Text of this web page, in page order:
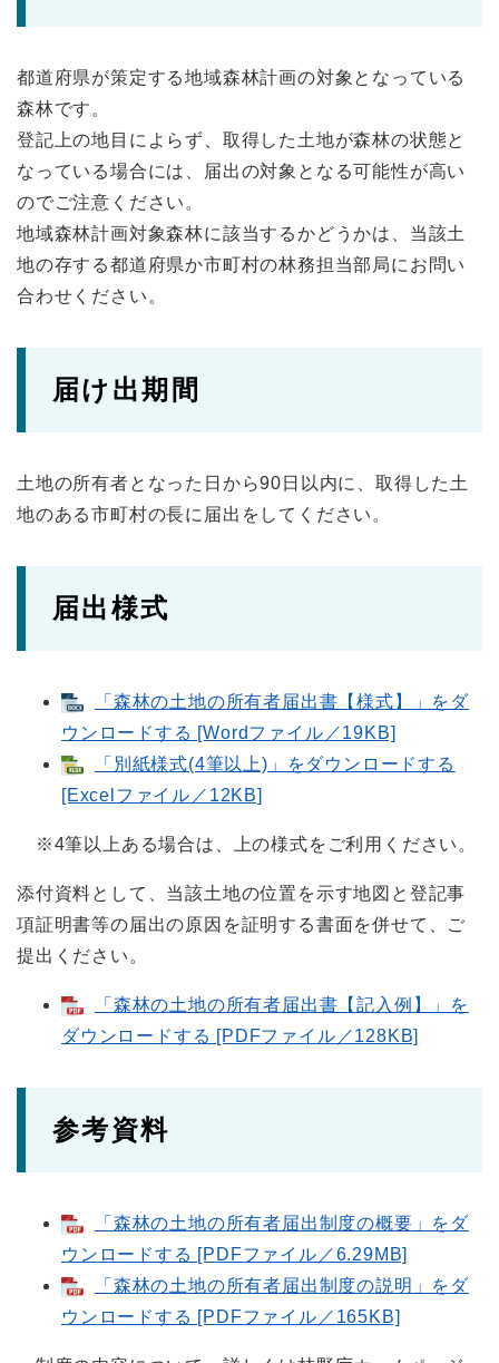
都道府県が策定する地域森林計画の対象となっている
森林です。
登記上の地目によらず、取得した土地が森林の状態と
なっている場合には、届出の対象となる可能性が高い
のでご注意ください。
地域森林計画対象森林に該当するかどうかは、当該土
地の存する都道府県か市町村の林務担当部局にお問い
合わせください。
届け出期間
土地の所有者となった日から90日以内に、取得した土
地のある市町村の長に届出をしてください。
届出様式
「森林の土地の所有者届出書【様式】」をダ
ウンロードする [Wordファイル／19KB]
「別紙様式(4筆以上)」をダウンロードする
[Excelファイル／12KB]
※4筆以上ある場合は、上の様式をご利用ください。
添付資料として、当該土地の位置を示す地図と登記事
項証明書等の届出の原因を証明する書面を併せて、ご
提出ください。
「森林の土地の所有者届出書【記入例】」を
ダウンロードする [PDFファイル／128KB]
参考資料
「森林の土地の所有者届出制度の概要」をダ
ウンロードする [PDFファイル／6.29MB]
「森林の土地の所有者届出制度の説明」をダ
ウンロードする [PDFファイル／165KB]